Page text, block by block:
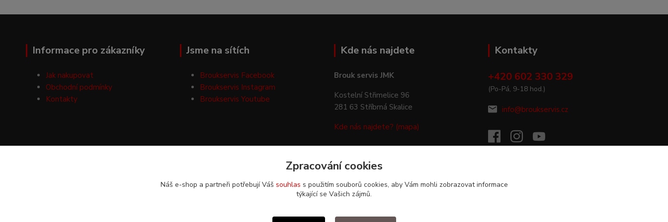
Informace pro zákazníky
Jak nakupovat
Obchodní podmínky
Kontakty
Jsme na sítích
Broukservis Facebook
Broukservis Instagram
Broukservis Youtube
Kde nás najdete
Brouk servis JMK
Kostelní Střimelice 96
281 63 Stříbrná Skalice
Kde nás najdete? (mapa)
Kontakty
+420 602 330 329
(Po-Pá, 9-18 hod.)
info@broukservis.cz
Zpracování cookies
Náš e-shop a partneři potřebují Váš souhlas s použitím souborů cookies, aby Vám mohli zobrazovat informace
týkající se Vašich zájmů.